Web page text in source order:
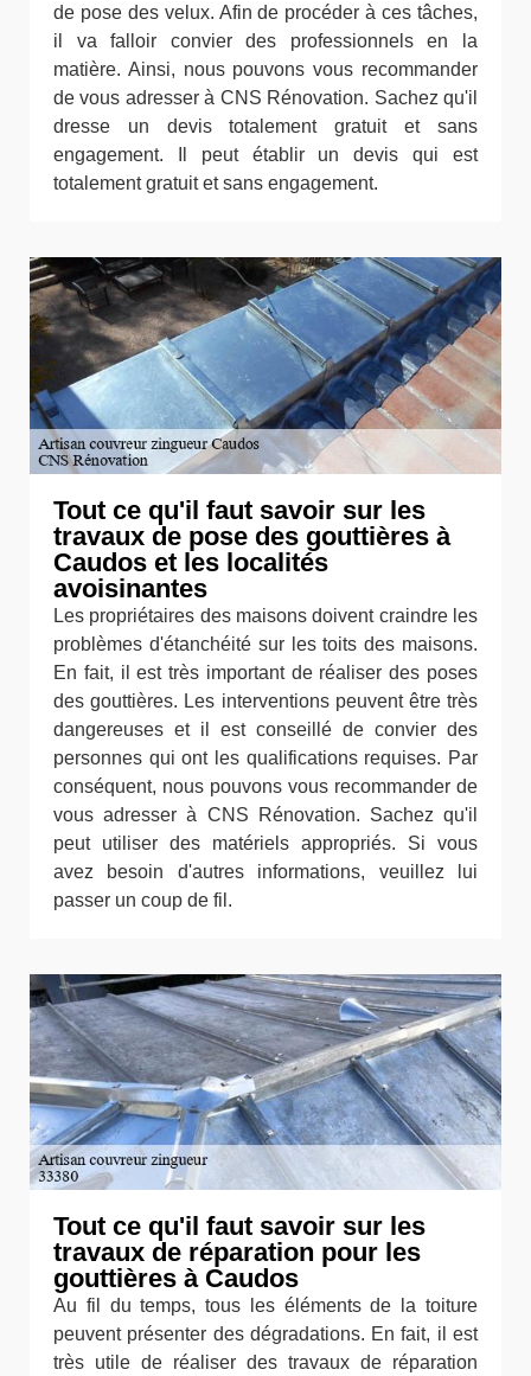
de pose des velux. Afin de procéder à ces tâches,
il va falloir convier des professionnels en la
matière. Ainsi, nous pouvons vous recommander
de vous adresser à CNS Rénovation. Sachez qu'il
dresse un devis totalement gratuit et sans
engagement. Il peut établir un devis qui est
totalement gratuit et sans engagement.
Tout ce qu'il faut savoir sur les
travaux de pose des gouttières à
Caudos et les localités
avoisinantes
Les propriétaires des maisons doivent craindre les
problèmes d'étanchéité sur les toits des maisons.
En fait, il est très important de réaliser des poses
des gouttières. Les interventions peuvent être très
dangereuses et il est conseillé de convier des
personnes qui ont les qualifications requises. Par
conséquent, nous pouvons vous recommander de
vous adresser à CNS Rénovation. Sachez qu'il
peut utiliser des matériels appropriés. Si vous
avez besoin d'autres informations, veuillez lui
passer un coup de fil.
Tout ce qu'il faut savoir sur les
travaux de réparation pour les
gouttières à Caudos
Au fil du temps, tous les éléments de la toiture
peuvent présenter des dégradations. En fait, il est
très utile de réaliser des travaux de réparation